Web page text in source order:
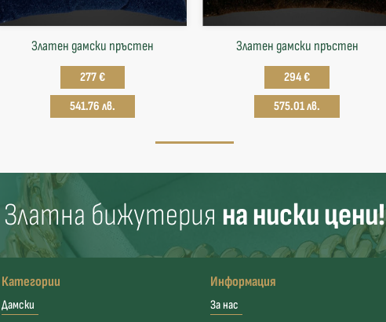
Златен дамски пръстен
277 €
541.76 лв.
Златен дамски пръстен
294 €
575.01 лв.
Златна бижутерия на ниски цени!
Категории
Дамски
Информация
За нас